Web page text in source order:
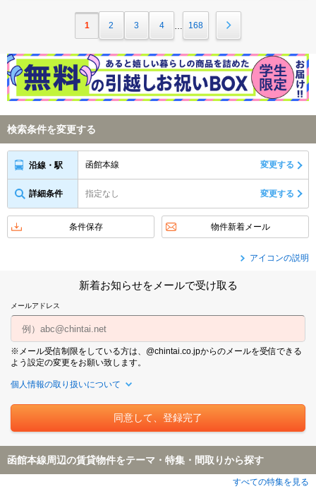
1 2 3 4 168
検索条件を変更する
沿線・駅 函館本線 変更する
詳細条件 指定なし 変更する
条件保存 物件新着メール
アイコンの説明
新着お知らせをメールで受け取る
メールアドレス
※メール受信制限をしている方は、@chintai.co.jpからのメールを受信できる
よう設定の変更をお願い致します。
個人情報の取り扱いについて
函館本線周辺の賃貸物件をテーマ・特集・間取りから探す
すべての特集を見る